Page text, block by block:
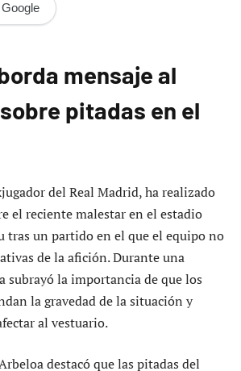
mensaje al
pitadas en el
del Real Madrid, ha realizado
el reciente malestar en el estadio
tras un partido en el que el equipo no
de la afición. Durante una
subrayó la importancia de que los
la gravedad de la situación y
al vestuario.
destacó que las pitadas del